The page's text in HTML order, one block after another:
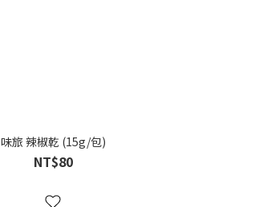
味旅 辣椒乾 (15g/包)
NT$80